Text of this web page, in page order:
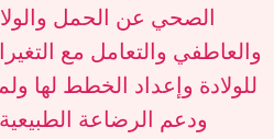
الصحي عن الحمل
والعاطفي والتعامل مع
للولادة وإعداد الخطط لها
ودعم الرضاعة